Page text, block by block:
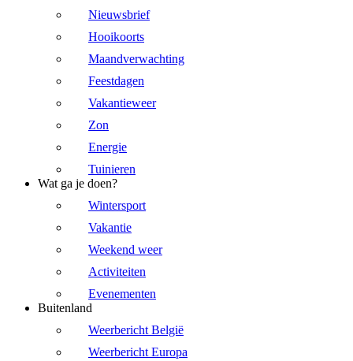
Nieuwsbrief
Hooikoorts
Maandverwachting
Feestdagen
Vakantieweer
Zon
Energie
Tuinieren
Wat ga je doen?
Wintersport
Vakantie
Weekend weer
Activiteiten
Evenementen
Buitenland
Weerbericht België
Weerbericht Europa